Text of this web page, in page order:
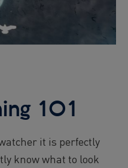
101
it is perfectly
know what to look